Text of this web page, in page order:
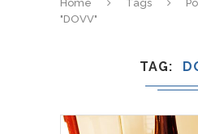
Home Tags
"DOVV"
TAG